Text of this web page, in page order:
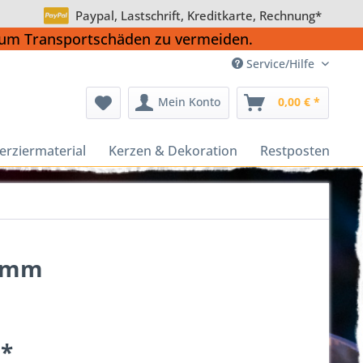
Paypal, Lastschrift, Kreditkarte, Rechnung*
Transportschäden zu vermeiden.
Service/Hilfe
Mein Konto 0,00 € *
Kerzen & Dekoration Restposten